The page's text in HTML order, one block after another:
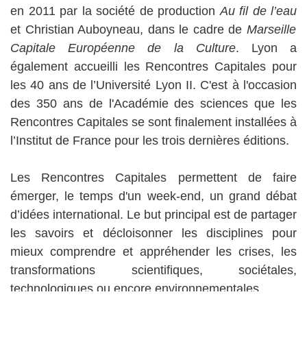
en 2011 par la société de production Au fil de l’eau
et Christian Auboyneau, dans le cadre de Marseille
Capitale Européenne de la Culture. Lyon a
également accueilli les Rencontres Capitales pour
les 40 ans de l’Université Lyon II. C'est à l'occasion
des 350 ans de l'Académie des sciences que les
Rencontres Capitales se sont finalement installées à
l’Institut de France pour les trois dernières éditions.
Les Rencontres Capitales permettent de faire
émerger, le temps d'un week-end, un grand débat
d’idées international. Le but principal est de partager
les savoirs et décloisonner les disciplines pour
mieux comprendre et appréhender les crises, les
transformations scientifiques, sociétales,
technologiques ou encore environnementales.